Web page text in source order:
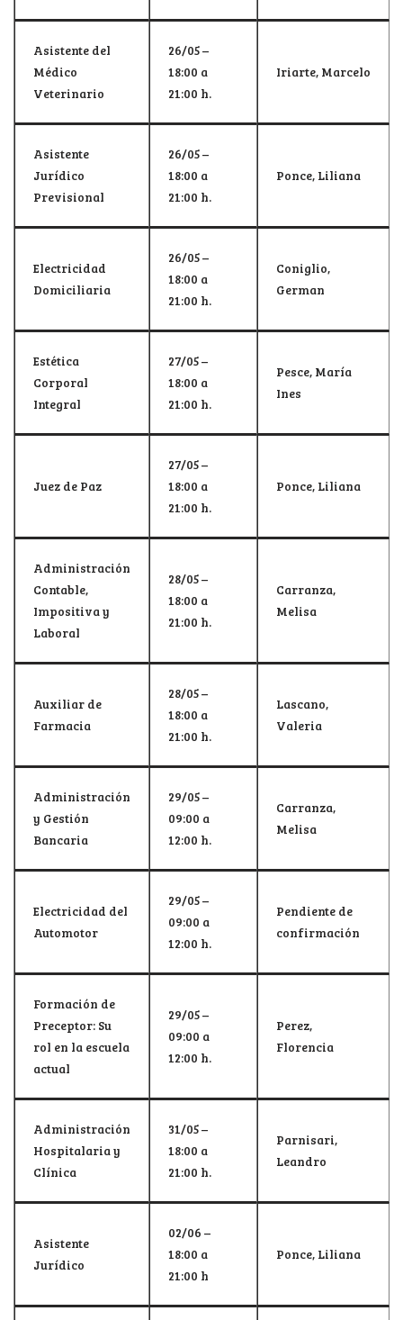
Asistente del
Médico
Veterinario
26/05 –
18:00 a
21:00 h.
Iriarte, Marcelo
Asistente
Jurídico
Previsional
26/05 –
18:00 a
21:00 h.
Ponce, Liliana
Electricidad
Domiciliaria
26/05 –
18:00 a
21:00 h.
Coniglio,
German
Estética
Corporal
Integral
27/05 –
18:00 a
21:00 h.
Pesce, María
Ines
Juez de Paz
27/05 –
18:00 a
21:00 h.
Ponce, Liliana
Administración
Contable,
Impositiva y
Laboral
28/05 –
18:00 a
21:00 h.
Carranza,
Melisa
Auxiliar de
Farmacia
28/05 –
18:00 a
21:00 h.
Lascano,
Valeria
Administración
y Gestión
Bancaria
29/05 –
09:00 a
12:00 h.
Carranza,
Melisa
Electricidad del
Automotor
29/05 –
09:00 a
12:00 h.
Pendiente de
confirmación
Formación de
Preceptor: Su
rol en la escuela
actual
29/05 –
09:00 a
12:00 h.
Perez,
Florencia
Administración
Hospitalaria y
Clínica
31/05 –
18:00 a
21:00 h.
Parnisari,
Leandro
Asistente
Jurídico
02/06 –
18:00 a
21:00 h
Ponce, Liliana